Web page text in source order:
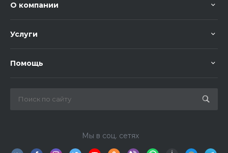
О компании
Услуги
Помощь
Мы в соц. сетях